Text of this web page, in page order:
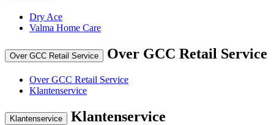
Dry Ace
Valma Home Care
Over GCC Retail Service Over GCC Retail Service
Over GCC Retail Service
Klantenservice
Klantenservice Klantenservice